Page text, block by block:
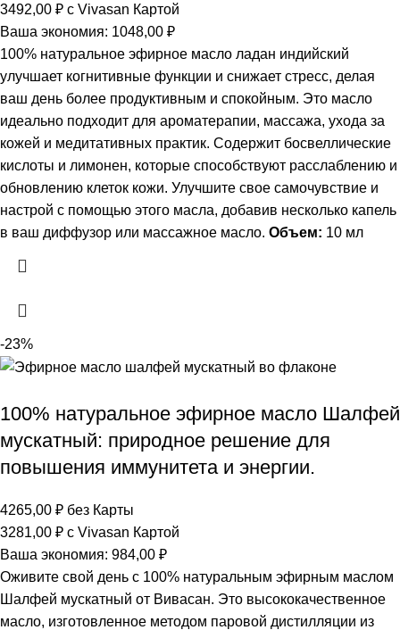
3492,00 ₽ с Vivasan Картой
Ваша экономия: 1048,00 ₽
100% натуральное эфирное масло ладан индийский
улучшает когнитивные функции и снижает стресс, делая
ваш день более продуктивным и спокойным. Это масло
идеально подходит для ароматерапии, массажа, ухода за
кожей и медитативных практик. Содержит босвеллические
кислоты и лимонен, которые способствуют расслаблению и
обновлению клеток кожи. Улучшите свое самочувствие и
настрой с помощью этого масла, добавив несколько капель
в ваш диффузор или массажное масло. Объем: 10 мл
-23%
100% натуральное эфирное масло Шалфей
мускатный: природное решение для
повышения иммунитета и энергии.
4265,00 ₽ без Карты
3281,00 ₽ с Vivasan Картой
Ваша экономия: 984,00 ₽
Оживите свой день с 100% натуральным эфирным маслом
Шалфей мускатный от Вивасан. Это высококачественное
масло, изготовленное методом паровой дистилляции из